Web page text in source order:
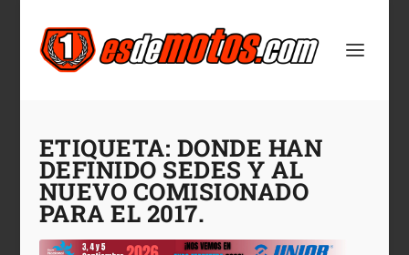
ETIQUETA: DONDE HAN
DEFINIDO SEDES Y AL
NUEVO COMISIONADO
PARA EL 2017.